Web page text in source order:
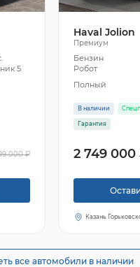
5
000 ₽
Haval Jolion
Премиум
Бензин
Робот
Полный
В наличии
Гарантия
2 749 000
Казань
все автомобили в наличии